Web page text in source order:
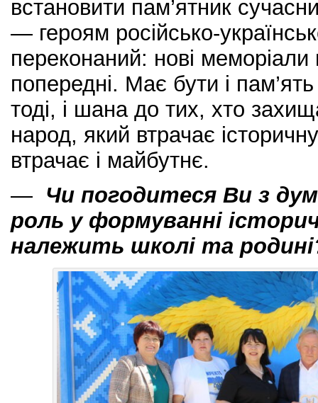
встановити пам’ятник
— героям російсько-
переконаний: нові
попередні. Має бути і
тоді, і шана до тих, хто
народ, який втрачає
втрачає і майбутнє.
— Чи погодитеся Ви з
роль у формуванні
належить школі та